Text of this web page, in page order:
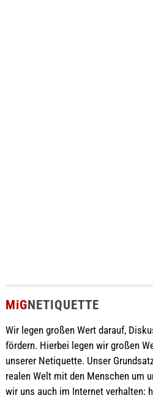
MiGNETIQUETTE
Wir legen großen Wert darauf,
fördern. Hierbei legen wir großen
unserer Netiquette. Unser
realen Welt mit den Menschen um
wir uns auch im Internet verhalten: